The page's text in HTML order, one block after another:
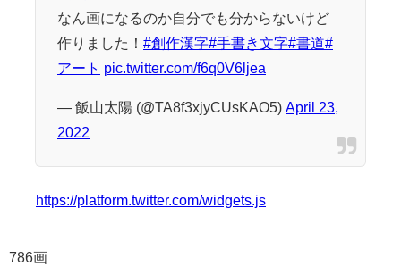
なん画になるのか自分でも分からないけど
作りました！ #創作漢字#手書き文字#書道#
アート pic.twitter.com/f6q0V6ljea
— 飯山太陽 (@TA8f3xjyCUsKAO5) April 23,
2022
https://platform.twitter.com/widgets.js
786画